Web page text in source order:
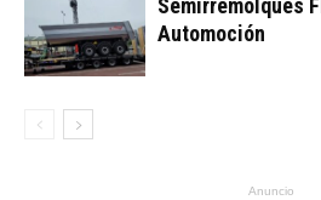
Semirremolques
Automoción
Anuncio